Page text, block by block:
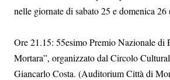
nelle giornate di sabato 25 e domenica
Ore 21.15: 55esimo Premio Nazionale di
Mortara”, organizzato dal Circolo
Giancarlo Costa. (Auditorium Città di